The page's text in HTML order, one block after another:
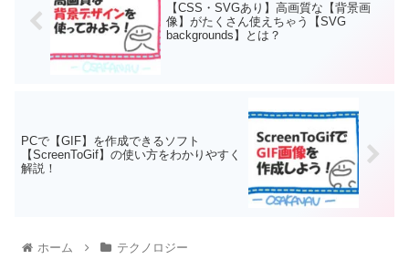
【CSS・SVGあり】高画質な【背景画
像】がたくさん使えちゃう【SVG
backgrounds】とは？
PCで【GIF】を作成できるソフト
【ScreenToGif】の使い方をわかりやすく
解説！
ホーム テクノロジー